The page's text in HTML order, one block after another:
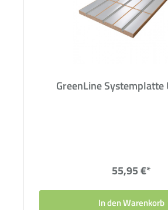
GreenLine Systemplatte
55,95 €*
In den Warenkorb